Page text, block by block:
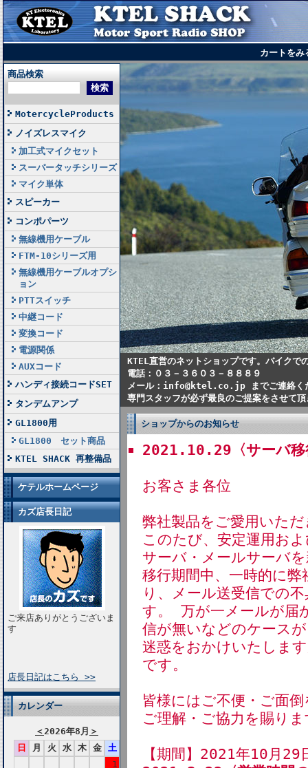
カートをみ
商品検索
MotercycleProducts
ノイズレスマイク
加工式マイクセット
スーパータッチシリーズ
マイク単体
スピーカー
コンポパーツ
無線機用ケーブル
FTM-10シリーズ用
無線機用ケーブルオプシ
ョン
PTTスイッチ
中継コード
変換コード
電源関係
AUXコード
ハンディ接続コードSET
タンデムアンプ
GL1800用
GL1800 セット商品
KTEL SHACK 再整備品
ケテルホームページ
カズ店長日記
ご来店ありがとうございま
す
店長日記はこちら >>
カレンダー
＜2026年8月 ＞
日
月 火 水 木 金
土
1
KTEL直営のネットショップです。バイクで
電話：０３－３６０３－８８８９
メール：info@ktel.co.jp までご連絡く
専門スタッフが必ず最良のご提案をさせて
ショップからのお知らせ
2021.10.29〈サーバ移
お客さま各位
弊社製品をご愛用いた
このたび、安定運用お
サーバ・メールサーバ
移行期間中、一時的に
り、メール送受信での
す。 万が一メールが届
信が無いなどのケース
迷惑をおかけいたしま
です。
皆様にはご不便・ご面
ご理解・ご協力を賜り
【期間】2021年10月